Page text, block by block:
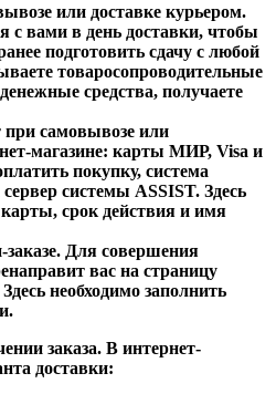
или доставке курьером.
с вами в день доставки, чтобы
подготовить сдачу с любой
товаросопроводительные
средства, получаете
самовывозе или
магазине: карты МИР, Visa и
покупку, система
системы ASSIST. Здесь
срок действия и имя
Для совершения
вас на страницу
необходимо заполнить
заказа. В интернет-
доставки: